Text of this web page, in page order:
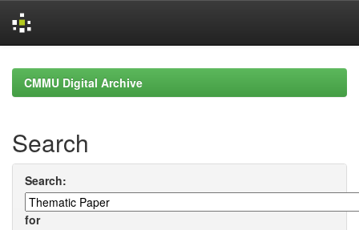
navigationCMMU Digital Archive
Search
Search:
for